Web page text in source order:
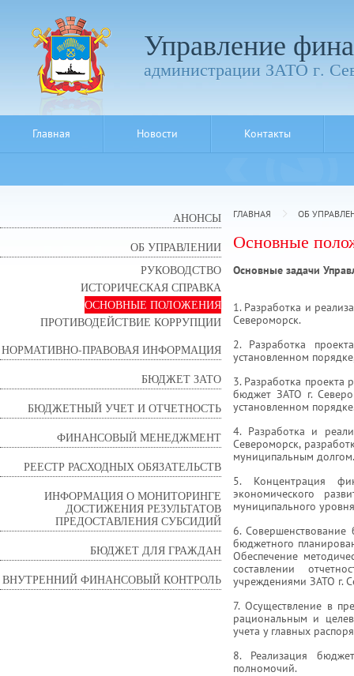
Управление
администрации ЗАТО г.
Главная Новости Контакты
ГЛАВНАЯ ОБ
Основные
Основные задачи
1. Разработка и
Североморск.
2. Разработка
установленном
3. Разработка проекта
бюджет ЗАТО г.
установленном
4. Разработка и
Североморск,
муниципальным долгом.
5. Концентрация
экономического
муниципального
6.
бюджетного
Обеспечение
составлении
учреждениями ЗАТО г.
7. Осуществление в
рациональным и
учета у главных
8. Реализация
полномочий.
АНОНСЫ
ОБ УПРАВЛЕНИИ
РУКОВОДСТВО
ИСТОРИЧЕСКАЯ СПРАВКА
ОСНОВНЫЕ ПОЛОЖЕНИЯ
ПРОТИВОДЕЙСТВИЕ КОРРУПЦИИ
НОРМАТИВНО-ПРАВОВАЯ ИНФОРМАЦИЯ
БЮДЖЕТ ЗАТО
БЮДЖЕТНЫЙ УЧЕТ И ОТЧЕТНОСТЬ
ФИНАНСОВЫЙ МЕНЕДЖМЕНТ
РЕЕСТР РАСХОДНЫХ ОБЯЗАТЕЛЬСТВ
ИНФОРМАЦИЯ О МОНИТОРИНГЕ
ДОСТИЖЕНИЯ РЕЗУЛЬТАТОВ
ПРЕДОСТАВЛЕНИЯ СУБСИДИЙ
БЮДЖЕТ ДЛЯ ГРАЖДАН
ВНУТРЕННИЙ ФИНАНСОВЫЙ КОНТРОЛЬ